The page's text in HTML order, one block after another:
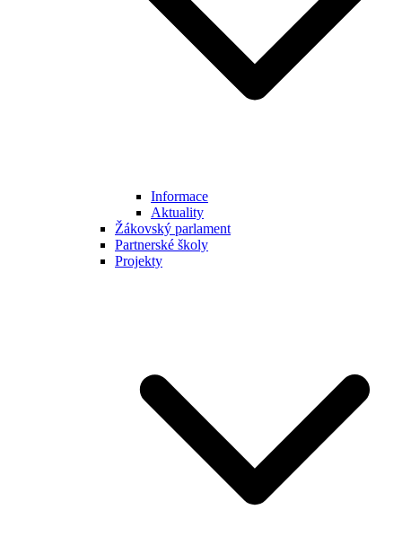
Informace
Aktuality
Žákovský parlament
Partnerské školy
Projekty